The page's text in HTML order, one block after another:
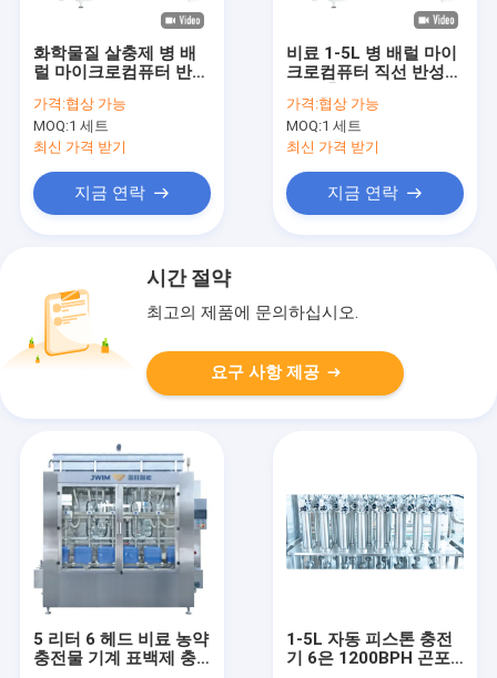
화학물질 살충제 병 배
럴 마이크로컴퓨터 반성
가격:협상 가능
MOQ:1 세트
최신 가격 받기
지금 연락
비료 1-5L 병 배럴 마이
크로컴퓨터 직선 반성식
가격:협상 가능
MOQ:1 세트
최신 가격 받기
지금 연락
시간 절약
최고의 제품에 문의하십시오.
요구 사항 제공
5 리터 6 헤드 비료 농약
충전물 기계 표백제 충
1-5L 자동 피스톤 충전
기 6은 1200BPH 곤포